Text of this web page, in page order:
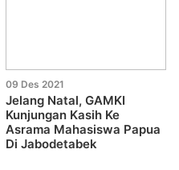
09 Des 2021
Jelang Natal, GAMKI
Kunjungan Kasih Ke
Asrama Mahasiswa Papua
Di Jabodetabek